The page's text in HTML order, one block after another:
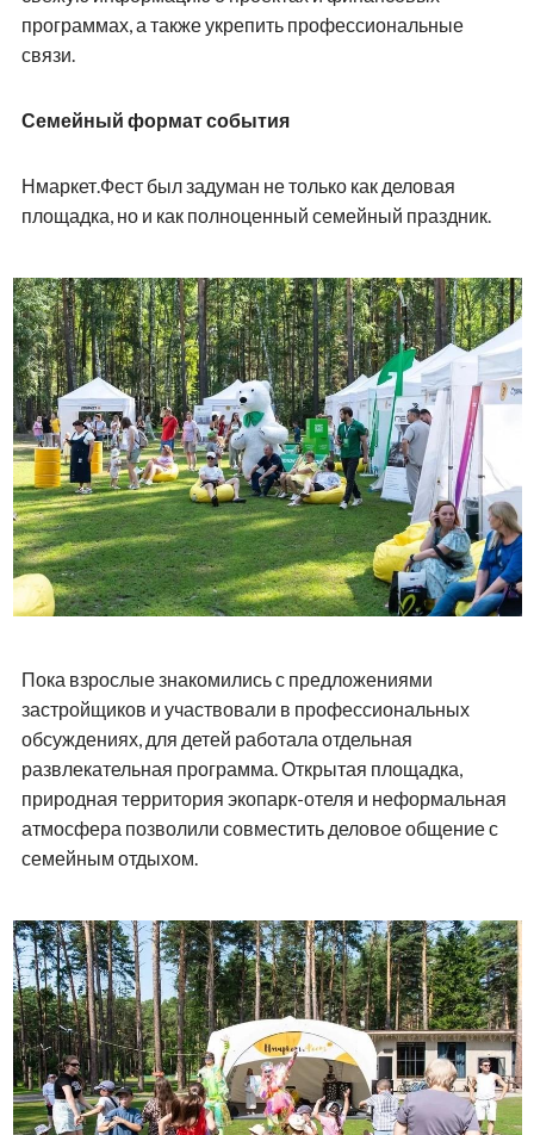
программах, а также укрепить профессиональные
связи.
Семейный формат события
Нмаркет.Фест был задуман не только как деловая
площадка, но и как полноценный семейный праздник.
Пока взрослые знакомились с предложениями
застройщиков и участвовали в профессиональных
обсуждениях, для детей работала отдельная
развлекательная программа. Открытая площадка,
природная территория экопарк-отеля и неформальная
атмосфера позволили совместить деловое общение с
семейным отдыхом.